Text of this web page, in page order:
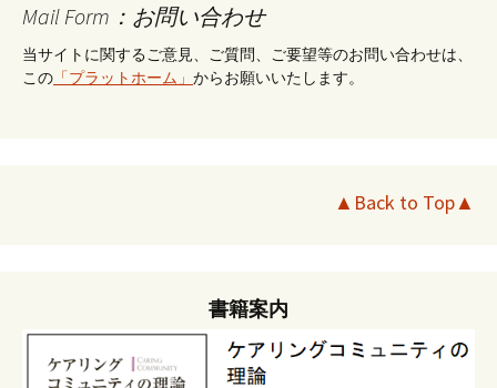
Mail Form：お問い合わせ
当サイトに関するご意見、ご質問、ご要望等のお問い合わせは、
この 「プラットホーム」 からお願いいたします。
▲Back to Top▲
書籍案内